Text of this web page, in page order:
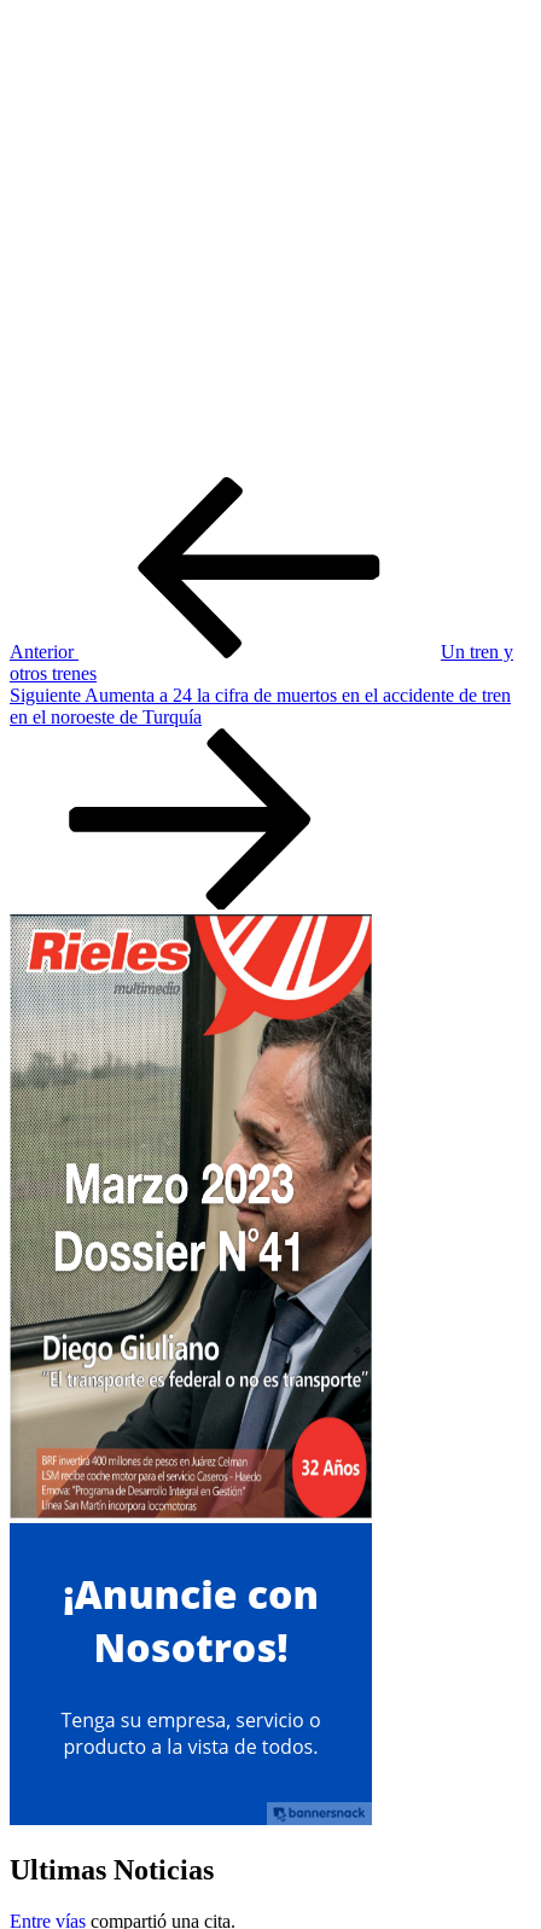
Anterior
Un tren y
otros trenes
Siguiente
entrada
Siguiente Aumenta a 24 la cifra de muertos en el accidente de tren
en el noroeste de Turquía
Ultimas Noticias
Entre vías compartió una cita.